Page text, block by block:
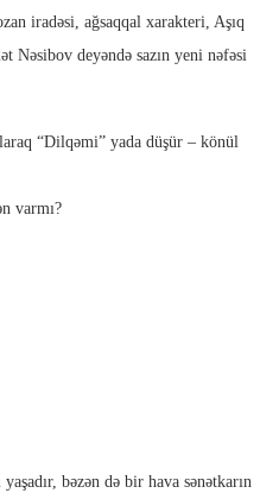
iradəsi, ağsaqqal xarakteri, Aşıq
Nəsibov deyəndə sazın yeni nəfəsi
“Dilqəmi” yada düşür – könül
varmı?
bəzən də bir hava sənətkarın